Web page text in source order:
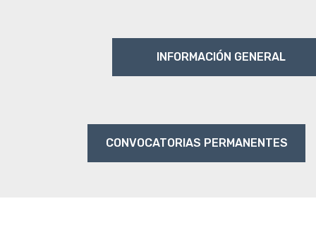
INFORMACIÓN GENERAL
CONVOCATORIAS PERMANENTES